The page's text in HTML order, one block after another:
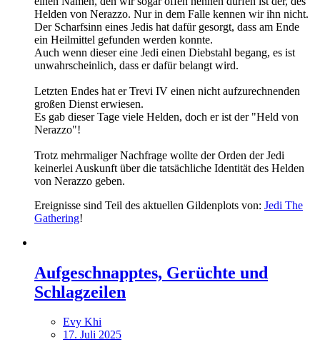
Helden von Nerazzo. Nur in dem Falle kennen wir ihn nicht.
Der Scharfsinn eines Jedis hat dafür gesorgt, dass am Ende
ein Heilmittel gefunden werden konnte.
Auch wenn dieser eine Jedi einen Diebstahl begang, es ist
unwahrscheinlich, dass er dafür belangt wird.
Letzten Endes hat er Trevi IV einen nicht aufzurechnenden
großen Dienst erwiesen.
Es gab dieser Tage viele Helden, doch er ist der "Held von
Nerazzo"!
Trotz mehrmaliger Nachfrage wollte der Orden der Jedi
keinerlei Auskunft über die tatsächliche Identität des Helden
von Nerazzo geben.
Ereignisse sind Teil des aktuellen Gildenplots von: Jedi The
Gathering!
Aufgeschnapptes, Gerüchte und
Schlagzeilen
Evy Khi
17. Juli 2025